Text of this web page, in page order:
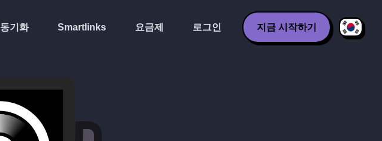
동기화 Smartlinks 요금제 로그인 지금 시작하기